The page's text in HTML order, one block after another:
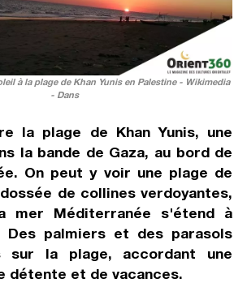
à la plage de Khan Yunis en Palestine - Wikimedia
- Dans
la plage de Khan Yunis, une
la bande de Gaza, au bord de
On peut y voir une plage de
de collines verdoyantes,
mer Méditerranée s'étend à
Des palmiers et des parasols
sur la plage, accordant une
détente et de vacances.